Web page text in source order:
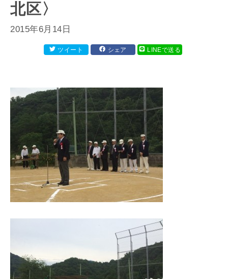
北区〉
2015年6月14日
ツイート シェア LINEで送る